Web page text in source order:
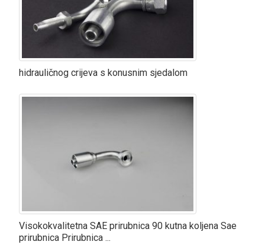
hidrauličnog crijeva s konusnim sjedalom
Visokokvalitetna SAE prirubnica 90 kutna koljena Sae
prirubnica Prirubnica ...